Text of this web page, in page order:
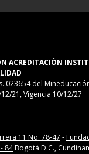
ACREDITACIÓN
023654del
21, Vigencia 10/12/27
11 No. 78-47 -
84Bogotá D.C.,